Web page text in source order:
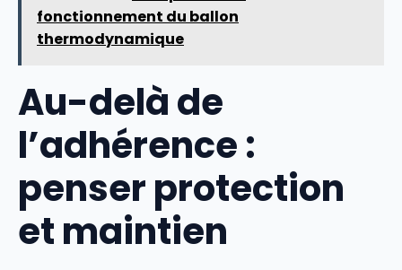
fonctionnement du ballon
thermodynamique
Au-delà de
l’adhérence :
penser protection
et maintien